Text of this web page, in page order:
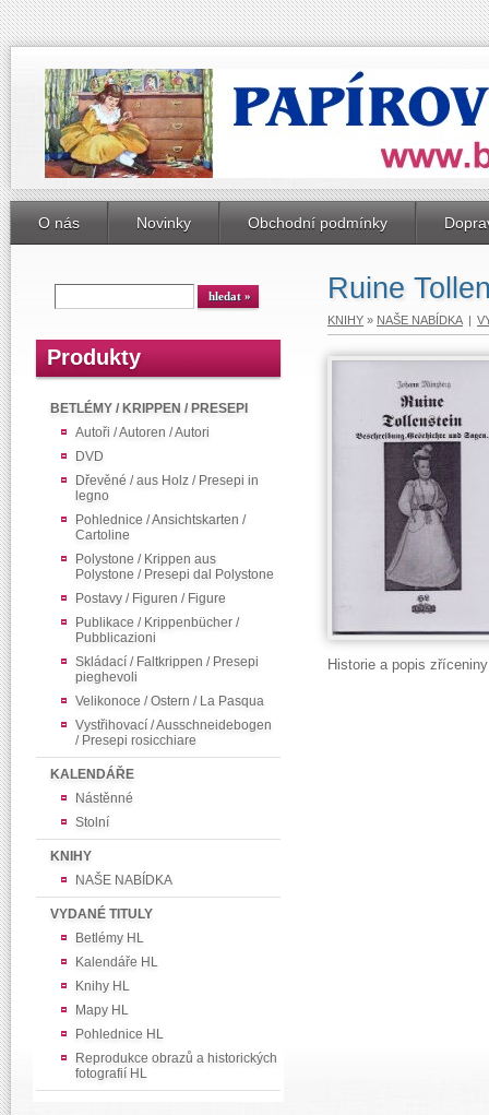
O nás Novinky Obchodní podmínky
Produkty
BETLÉMY / KRIPPEN / PRESEPI
Autoři / Autoren / Autori
DVD
Dřevěné / aus Holz / Presepi in
legno
Pohlednice / Ansichtskarten /
Cartoline
Polystone / Krippen aus
Polystone / Presepi dal Polystone
Postavy / Figuren / Figure
Publikace / Krippenbücher /
Pubblicazioni
Skládací / Faltkrippen / Presepi
pieghevoli
Velikonoce / Ostern / La Pasqua
Vystřihovací / Ausschneidebogen
/ Presepi rosicchiare
KALENDÁŘE
Nástěnné
Stolní
KNIHY
NAŠE NABÍDKA
VYDANÉ TITULY
Betlémy HL
Kalendáře HL
Knihy HL
Mapy HL
Pohlednice HL
Reprodukce obrazů a historických
fotografií HL
Ruine
KNIHY » NAŠE NABÍDKA |
Historie a popis